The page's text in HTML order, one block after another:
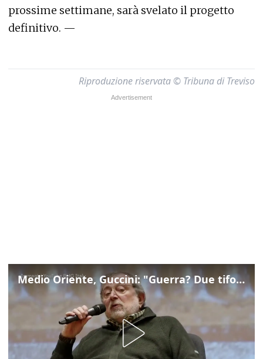
prossime settimane, sarà svelato il progetto
definitivo. —
Riproduzione riservata © Tribuna di Treviso
Medio Oriente, Guccini: "Guerra? Due tifoserie che si urlano contro e dimenticano vittime"